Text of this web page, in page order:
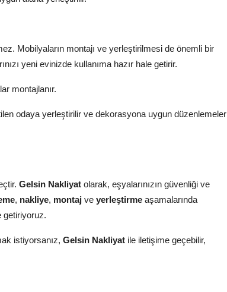
Mobilyaların montajı ve yerleştirilmesi de önemli bir
yeni evinizde kullanıma hazır hale getirir.
montajlanır.
odaya yerleştirilir ve dekorasyona uygun düzenlemeler
Gelsin Nakliyat olarak, eşyalarınızın güvenliği ve
, nakliye, montaj ve yerleştirme aşamalarında
getiriyoruz.
istiyorsanız, Gelsin Nakliyat ile iletişime geçebilir,